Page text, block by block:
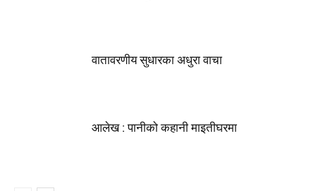
वातावरणीय सुधारका अधुरा वाचा
आलेख : पानीको कहानी माइतीघरमा